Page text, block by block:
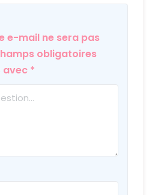
e-mail ne sera pas
obligatoires
avec *